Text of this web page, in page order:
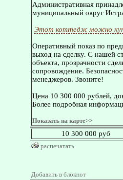
Административная
муниципальный округ
Этот коттедж можно
Оперативный показ по
выход на сделку. С нашей
объекта, прозрачности
сопровождение.
менеджеров. Звоните!
Цена 10 300 000 рублей,
Более подробная
Показать на карте>>
10 300 000 руб
распечатать
Добавить в блокнот